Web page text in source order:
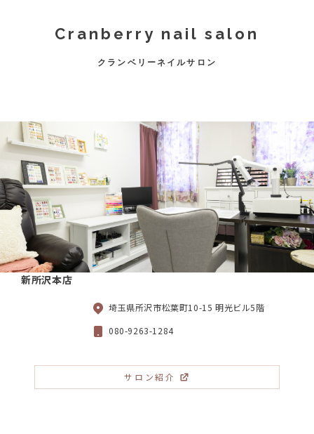
Cranberry nail salon
クランベリーネイルサロン
新所沢本店
埼玉県所沢市松葉町10-15 明光ビル5階
080-9263-1284
サロン紹介